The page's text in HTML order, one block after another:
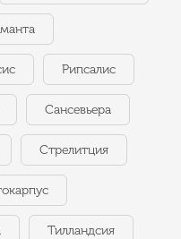
Рипсалис
Сансевьера
Стрелитция
Тилландсия